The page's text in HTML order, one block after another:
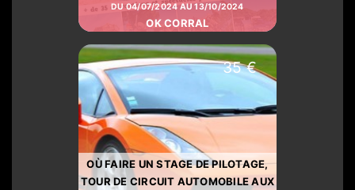
DU 04/07/2024 AU 13/10/2024
OK CORRAL
35 €
OÙ FAIRE UN STAGE DE PILOTAGE,
TOUR DE CIRCUIT AUTOMOBILE AUX